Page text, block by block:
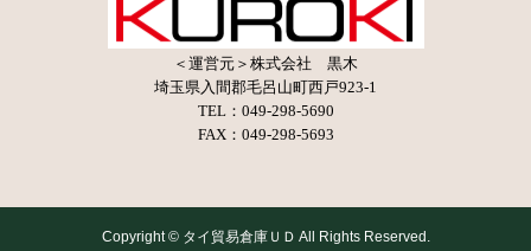
＜運営元＞株式会社 黒木
埼玉県入間郡毛呂山町西戸923-1
TEL：049-298-5690
FAX：049-298-5693
Copyright © タイ貿易倉庫ＵＤ All Rights Reserved.